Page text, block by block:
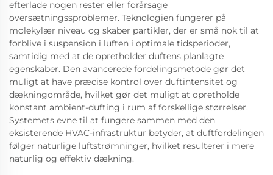
efterlade nogen rester eller forårsage
oversætningssproblemer. Teknologien fungerer på
molekylær niveau og skaber partikler, der er små nok til at
forblive i suspension i luften i optimale tidsperioder,
samtidig med at de opretholder duftens planlagte
egenskaber. Den avancerede fordelingsmetode gør det
muligt at have præcise kontrol over duftintensitet og
dækningområde, hvilket gør det muligt at opretholde
konstant ambient-dufting i rum af forskellige størrelser.
Systemets evne til at fungere sammen med den
eksisterende HVAC-infrastruktur betyder, at duftfordelingen
følger naturlige luftstrømninger, hvilket resulterer i mere
naturlig og effektiv dækning.